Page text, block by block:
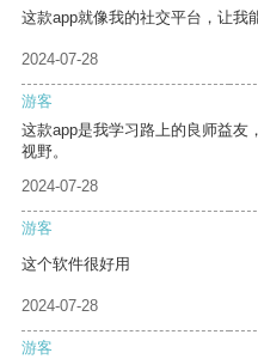
这款app就像我的社交平台，让我
2024-07-28
游客
这款app是我学习路上的良师益友
视野。
2024-07-28
游客
这个软件很好用
2024-07-28
游客